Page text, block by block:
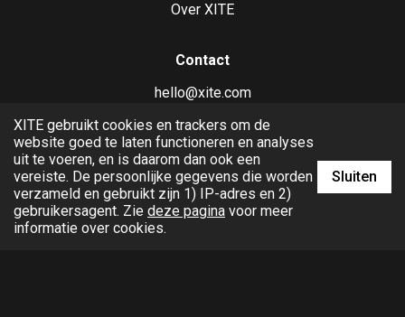
Contact
hello@xite.com
business.xite.com
Over XITE
XITE gebruikt cookies en trackers om de
website goed te laten functioneren en analyses
uit te voeren, en is daarom dan ook een
vereiste. De persoonlijke gegevens die worden
verzameld en gebruikt zijn 1) IP-adres en 2)
gebruikersagent. Zie deze pagina voor meer
informatie over cookies.
Sluiten